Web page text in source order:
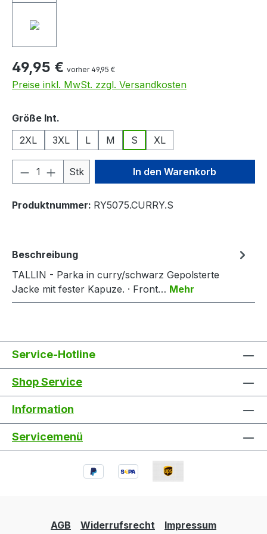
49,95 € vorher 49,95 €
Preise inkl. MwSt. zzgl. Versandkosten
Größe Int.
2XL
3XL L M S XL
Produkt Anzahl: Gib den
Stk In den Warenkorb
Produktnummer: RY5075.CURRY.S
Beschreibung
TALLIN - Parka in curry/schwarz Gepolsterte
Jacke mit fester Kapuze. · Front… Mehr
Service-Hotline
Shop Service
Information
Servicemenü
AGB Widerrufsrecht Impressum